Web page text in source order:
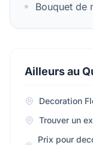
Bouquet de
Ailleurs au
Decoration
Trouver un
Prix pour